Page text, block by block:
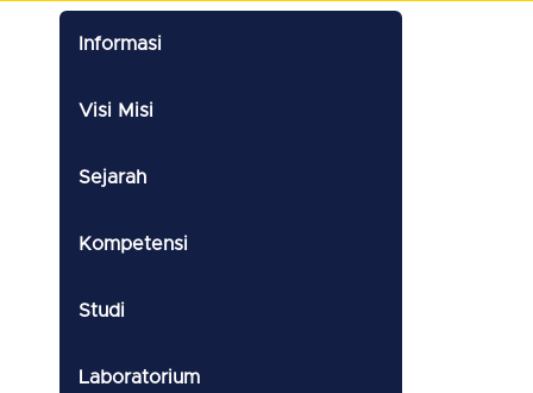
Informasi
Visi Misi
Sejarah
Kompetensi
Studi
Laboratorium